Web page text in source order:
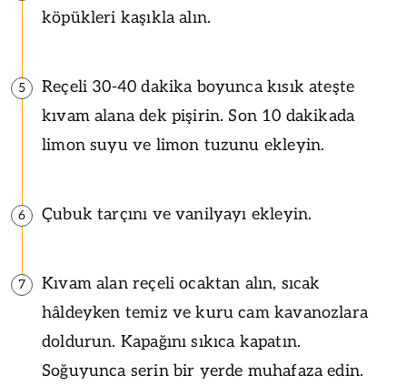
köpükleri kaşıkla alın.
5
Reçeli 30-40 dakika boyunca kısık ateşte
kıvam alana dek pişirin. Son 10 dakikada
limon suyu ve limon tuzunu ekleyin.
6 Çubuk tarçını ve vanilyayı ekleyin.
7
Kıvam alan reçeli ocaktan alın, sıcak
hâldeyken temiz ve kuru cam kavanozlara
doldurun. Kapağını sıkıca kapatın.
Soğuyunca serin bir yerde muhafaza edin.